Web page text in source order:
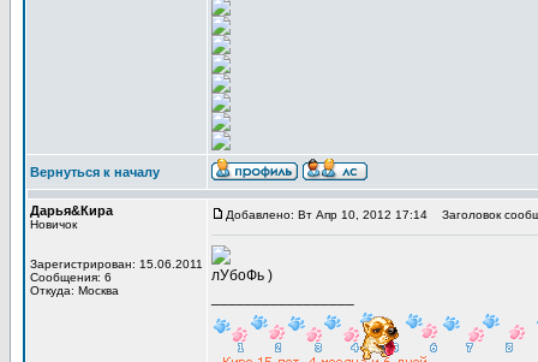
Вернуться к началу
Дарья&Кира
Новичок
Зарегистрирован: 15.06.2011
Сообщения: 6
Откуда: Москва
Добавлено: Вт Апр 10, 2012 17:14 Заголовок
лУбоФь )